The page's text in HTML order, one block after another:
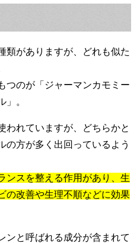
類がありますが、どれも似た
つのが「ジャーマンカモミー
」。
われていますが、どちらかと
の方が多く出回っているよう
ンスを整える作用があり、生
の改善や生理不順などに効果
ンと呼ばれる成分が含まれて